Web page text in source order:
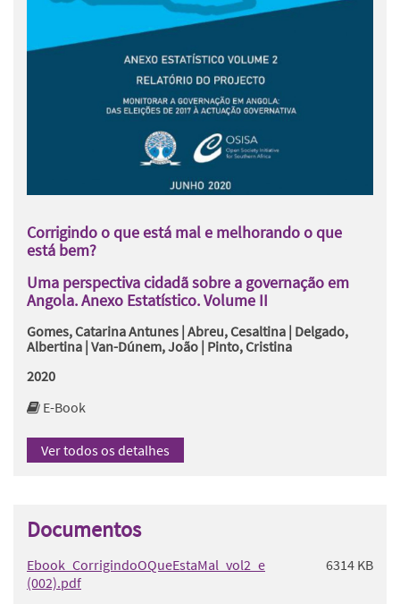
Corrigindo o que está mal e melhorando o que
está bem?
Uma perspectiva cidadã sobre a governação em
Angola. Anexo Estatístico. Volume II
Gomes, Catarina Antunes | Abreu, Cesaltina | Delgado,
Albertina | Van-Dúnem, João | Pinto, Cristina
2020
E-Book
Ver todos os detalhes
Documentos
Ebook_CorrigindoOQueEstaMal_vol2_e
(002).pdf
6314 KB